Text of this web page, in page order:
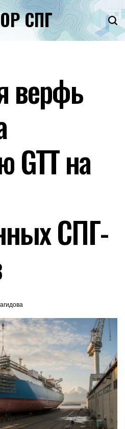
СПГ
верфь
GTT на
СПГ-